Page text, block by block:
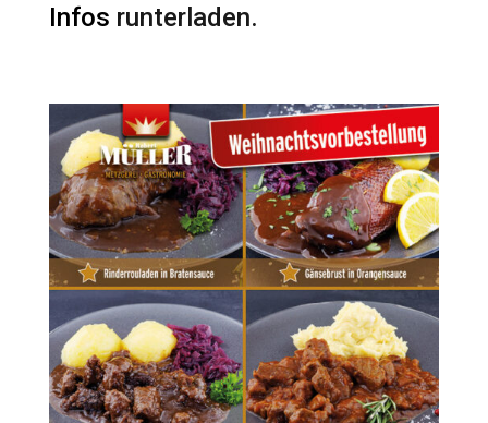
Infos runterladen.